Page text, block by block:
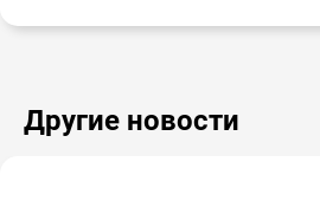
Другие новости